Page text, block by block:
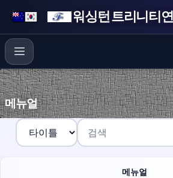
워싱턴 트리니티
메뉴얼
메뉴얼